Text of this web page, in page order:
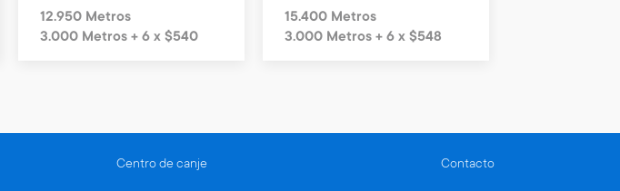
12.950 Metros
3.000 Metros + 6 x $540
15.400 Metros
3.000 Metros + 6 x $548
Centro de canje Contacto